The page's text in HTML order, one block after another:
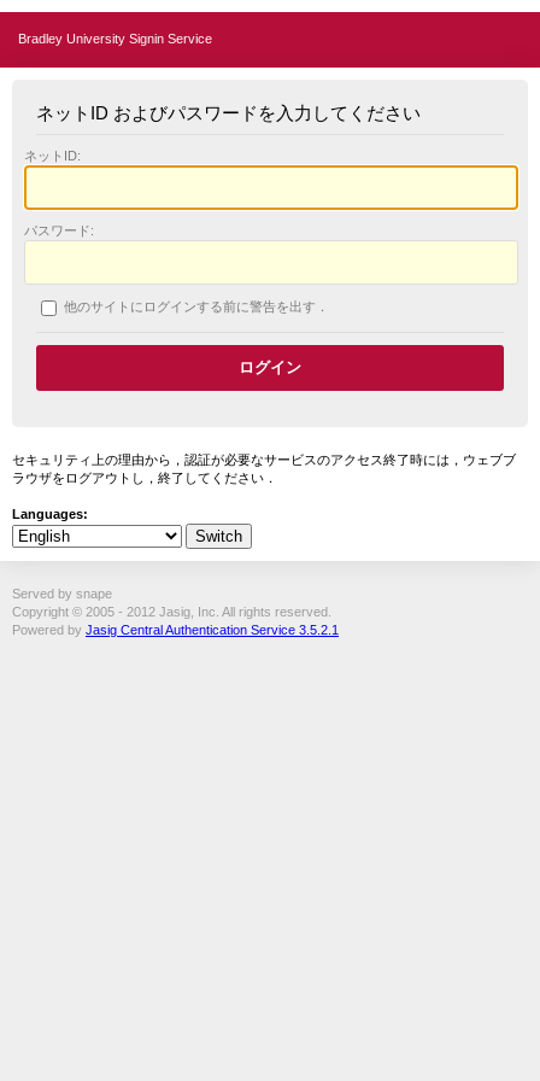
Bradley University Signin Service
ネットID およびパスワードを入力してください
ネットID:
パスワード:
他のサイトにログインする前に警告を出す．
セキュリティ上の理由から，認証が必要なサービスのアクセス終了時には，ウェブブ
ラウザをログアウトし，終了してください．
Languages:
Served by snape
Copyright © 2005 - 2012 Jasig, Inc. All rights reserved.
Powered by Jasig Central Authentication Service 3.5.2.1